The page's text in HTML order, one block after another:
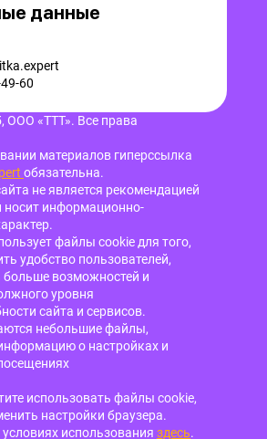
данные
60
ООО «ТТТ». Все права
материалов гиперссылка
обязательна.
не является рекомендацией
носит информационно-
файлы cookie для того,
удобство пользователей,
больше возможностей и
уровня
сайта и сервисов.
небольшие файлы,
о настройках и
использовать файлы cookie,
настройки браузера.
использования здесь.